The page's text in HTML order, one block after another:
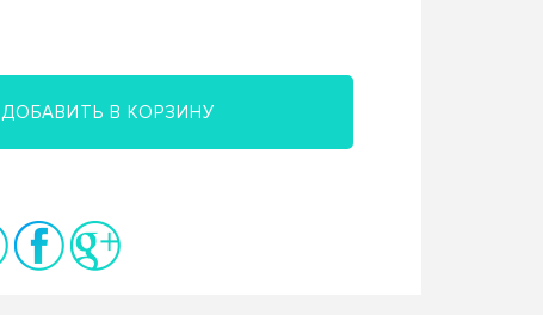
ДОБАВИТЬ В КОРЗИНУ